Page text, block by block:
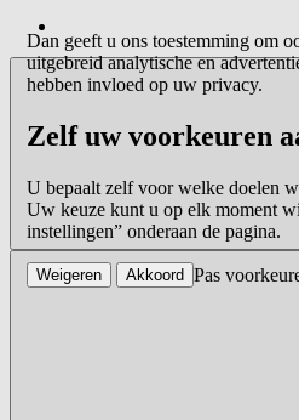
Dan geeft u ons toestemming om
uitgebreid analytische en
hebben invloed op uw privacy.
Zelf uw voorkeuren
U bepaalt zelf voor welke doelen
Uw keuze kunt u op elk moment
instellingen” onderaan de pagina.
Pas
Weigeren Akkoord